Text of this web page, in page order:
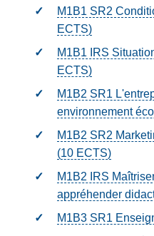
M1B1 SR2
ECTS)
M1B1 IRS
ECTS)
M1B2 SR1
environnement
M1B2 SR2
(10 ECTS)
M1B2 IRS
appréhender
M1B3 SR1